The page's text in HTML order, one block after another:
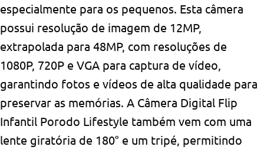
especialmente para os pequenos. Esta câmera
possui resolução de imagem de 12MP,
extrapolada para 48MP, com resoluções de
1080P, 720P e VGA para captura de vídeo,
garantindo fotos e vídeos de alta qualidade para
preservar as memórias. A Câmera Digital Flip
Infantil Porodo Lifestyle também vem com uma
lente giratória de 180° e um tripé, permitindo